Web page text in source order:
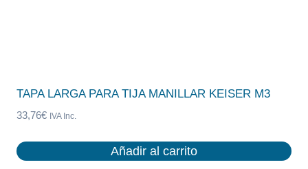
TAPA LARGA PARA TIJA MANILLAR KEISER M3
33,76€ IVA Inc.
Añadir al carrito